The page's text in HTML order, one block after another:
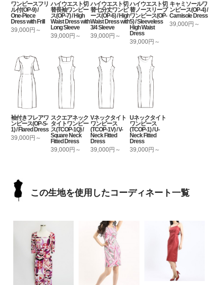
ワンピースフリ
ル付(OP-9) /
One-Piece
Dress with Frill
39,000円～
ハイウエスト切
替長袖ワンピー
ス(OP-7) / High
Waist Dress with
Long Sleeve
39,000円～
ハイウエスト切
替七分丈ワンピ
ース(OP-6) / High
Waist Dress with
3/4 Sleeve
39,000円～
ハイウエスト切
替ノースリーブ
ワンピース(OP-
5) / Sleeveless
High Waist
Dress
39,000円～
キャミソールワ
ンピース(OP-4) /
Camisole Dress
39,000円～
袖付きフレアワ
ンピース(OP-S-
1) / Flared Dress
39,000円～
スクエアネック
タイトワンピー
ス(TCOP-1Q) /
Square Neck
Fitted Dress
39,000円～
Vネックタイト
ワンピース
(TCOP-1V) / V-
Neck Fitted
Dress
39,000円～
Uネックタイト
ワンピース
(TCOP-1) / U-
Neck Fitted
Dress
39,000円～
この生地を使用したコーディネート一覧